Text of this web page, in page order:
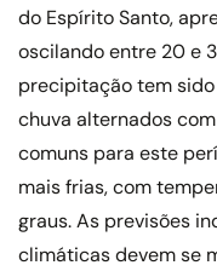
do Espírito Santo,
oscilando entre 20 e
precipitação tem
chuva alternados
comuns para este
mais frias, com
graus. As previsões
climáticas devem se